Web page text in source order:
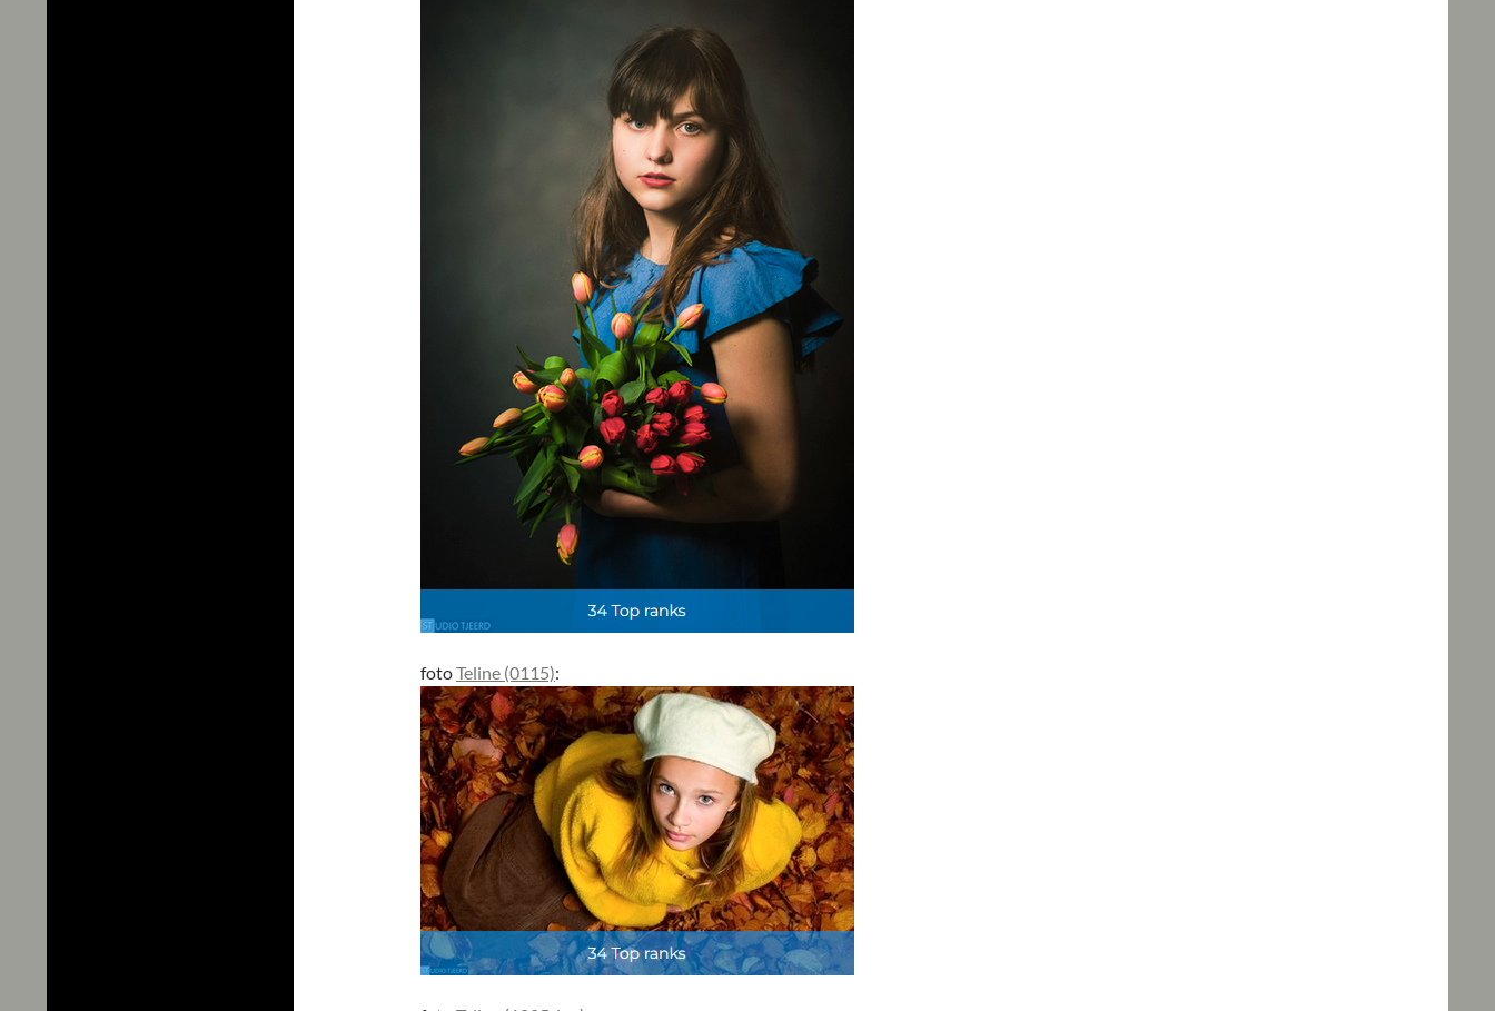
fotoTeline (0115):